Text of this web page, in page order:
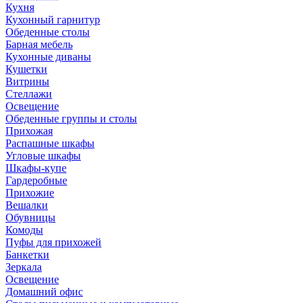
Кухня
Кухонный гарнитур
Обеденные столы
Барная мебель
Кухонные диваны
Кушетки
Витрины
Стеллажи
Освещение
Обеденные группы и столы
Прихожая
Распашные шкафы
Угловые шкафы
Шкафы-купе
Гардеробные
Прихожие
Вешалки
Обувницы
Комоды
Пуфы для прихожей
Банкетки
Зеркала
Освещение
Домашний офис